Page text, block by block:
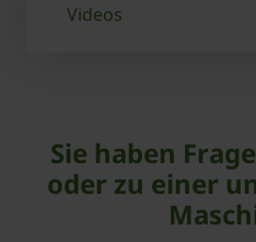
Videos
Sie haben
oder zu einer